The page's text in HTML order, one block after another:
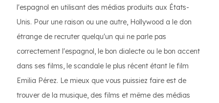
l'espagnol en utilisant des médias produits aux États-
Unis. Pour une raison ou une autre, Hollywood a le don
étrange de recruter quelqu'un qui ne parle pas
correctement l'espagnol, le bon dialecte ou le bon accent
dans ses films, le scandale le plus récent étant le film
Emilia Pérez. Le mieux que vous puissiez faire est de
trouver de la musique, des films et même des médias